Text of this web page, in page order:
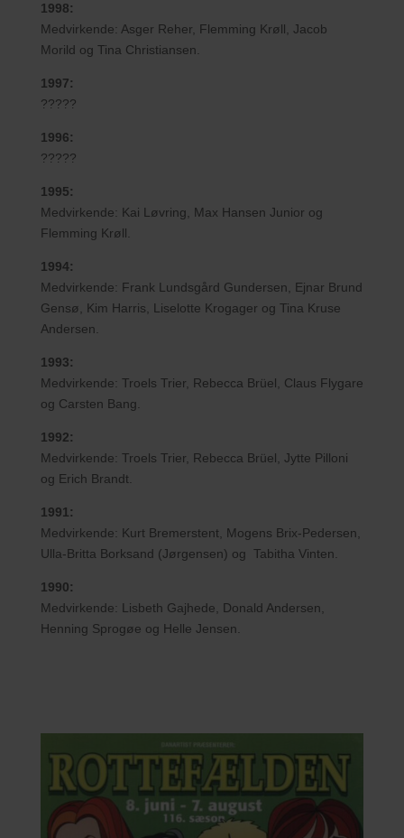
1998:
Medvirkende: Asger Reher, Flemming Krøll, Jacob
Morild og Tina Christiansen.
1997:
?????
1996:
?????
1995:
Medvirkende: Kai Løvring, Max Hansen Junior og
Flemming Krøll.
1994:
Medvirkende: Frank Lundsgård Gundersen, Ejnar Brund
Gensø, Kim Harris, Liselotte Krogager og Tina Kruse
Andersen.
1993:
Medvirkende: Troels Trier, Rebecca Brüel, Claus Flygare
og Carsten Bang.
1992:
Medvirkende: Troels Trier, Rebecca Brüel, Jytte Pilloni
og Erich Brandt.
1991:
Medvirkende: Kurt Bremerstent, Mogens Brix-Pedersen,
Ulla-Britta Borksand (Jørgensen) og Tabitha Vinten.
1990:
Medvirkende: Lisbeth Gajhede, Donald Andersen,
Henning Sprogøe og Helle Jensen.